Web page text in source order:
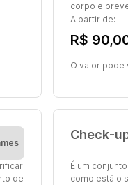
corpo e
A partir de:
R$
O valor pode
de
Check-
É um
como está o